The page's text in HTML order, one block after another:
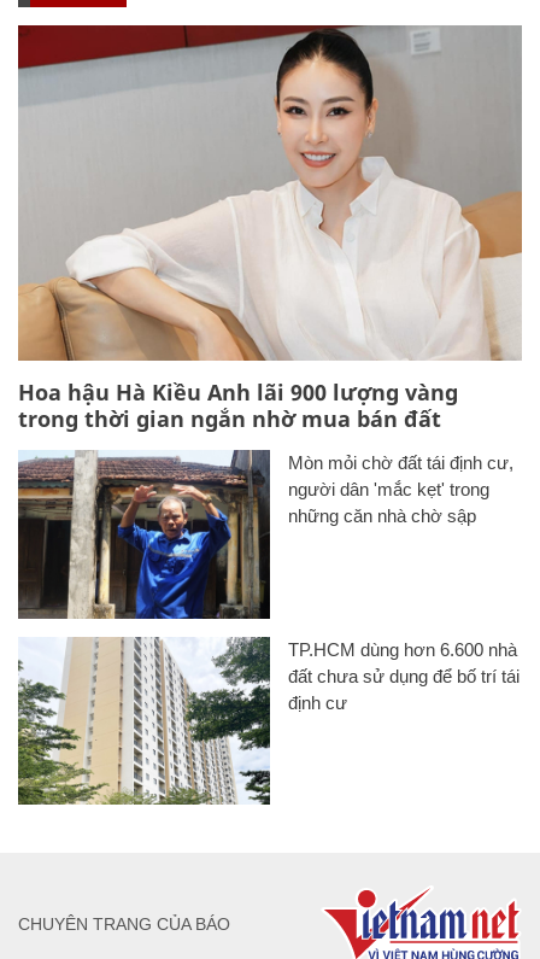
Hoa hậu Hà Kiều Anh lãi 900 lượng vàng
trong thời gian ngắn nhờ mua bán đất
Mòn mỏi chờ đất tái định cư,
người dân 'mắc kẹt' trong
những căn nhà chờ sập
TP.HCM dùng hơn 6.600 nhà
đất chưa sử dụng để bố trí tái
định cư
CHUYÊN TRANG CỦA BÁO